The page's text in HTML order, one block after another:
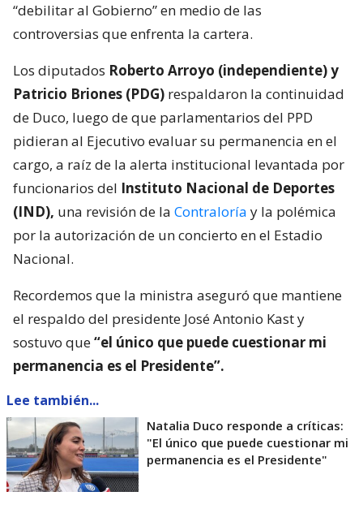
“debilitar al Gobierno” en medio de las
controversias que enfrenta la cartera.
Los diputados Roberto Arroyo (independiente) y
Patricio Briones (PDG) respaldaron la continuidad
de Duco, luego de que parlamentarios del PPD
pidieran al Ejecutivo evaluar su permanencia en el
cargo, a raíz de la alerta institucional levantada por
funcionarios del Instituto Nacional de Deportes
(IND), una revisión de la Contraloría y la polémica
por la autorización de un concierto en el Estadio
Nacional.
Recordemos que la ministra aseguró que mantiene
el respaldo del presidente José Antonio Kast y
sostuvo que“el único que puede cuestionar mi
permanencia es el Presidente”.
Lee también...
Natalia Duco responde a críticas:
"El único que puede cuestionar mi
permanencia es el Presidente"